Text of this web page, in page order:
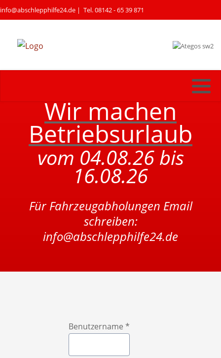
info@abschlepphilfe24.de | Tel. 08142 - 65 39 871
Wir machen
Betriebsurlaub
vom 04.08.26 bis
16.08.26
Für Fahrzeugabholungen Email
schreiben:
info@abschlepphilfe24.de
Benutzername *